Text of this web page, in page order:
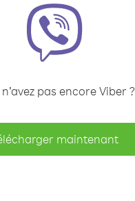
pas encore Viber ?
maintenant